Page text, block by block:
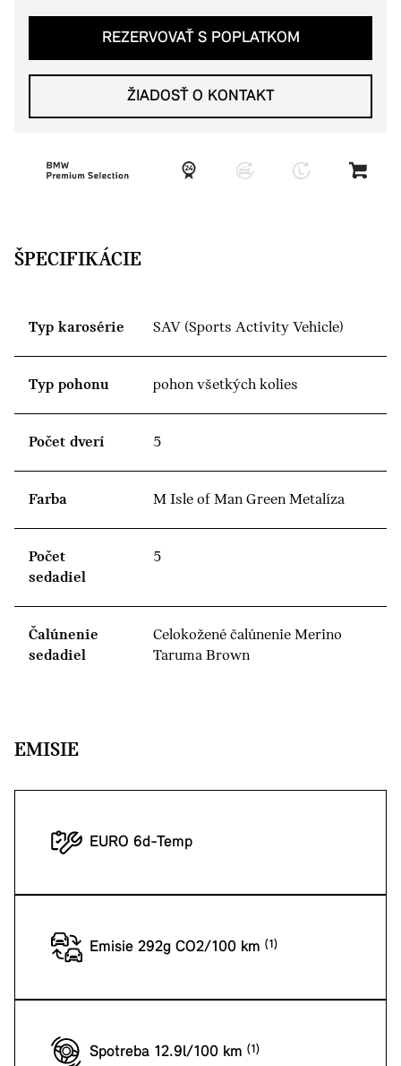
REZERVOVAŤ S POPLATKOM
ŽIADOSŤ O KONTAKT
ŠPECIFIKÁCIE
Typ karosérie SAV (Sports Activity Vehicle)
Typ pohonu pohon všetkých kolies
Počet dverí 5
Farba M Isle of Man Green Metalíza
Počet
sedadiel
5
Čalúnenie
sedadiel
Celokožené čalúnenie Merino
Taruma Brown
EMISIE
EURO 6d-Temp
Emisie 292g CO2/100 km
Spotreba 12.9l/100 km